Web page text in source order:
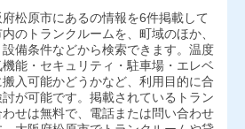
松原市にあるの情報を6件掲載して
のトランクルームを、町域のほか、
備条件などから検索できます。温度
能・セキュリティ・駐車場・エレベ
入可能かどうかなど、利用目的に合
が可能です。掲載されているトラン
せは無料で、電話または問い合わせ